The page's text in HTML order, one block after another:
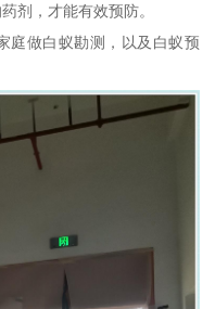
剂，才能有效预防。
庭做白蚁勘测，以及白蚁预